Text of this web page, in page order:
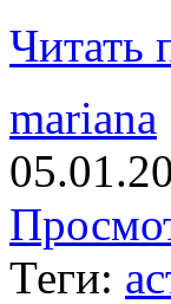
Читать
mariana
Теги: